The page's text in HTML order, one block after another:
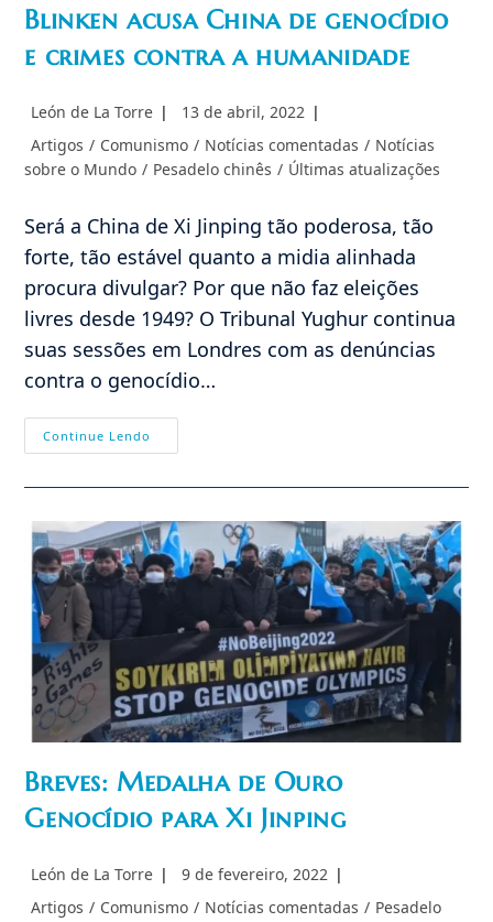
Blinken acusa China de genocídio
e crimes contra a humanidade
Autor
post:
León de La Torre
Post
13 de abril, 2022
Categoria
do
Artigos / Comunismo / Notícias comentadas / Notícias
sobre o Mundo / Pesadelo chinês / Últimas atualizações
Será a China de Xi Jinping tão poderosa, tão
forte, tão estável quanto a midia alinhada
procura divulgar? Por que não faz eleições
livres desde 1949? O Tribunal Yughur continua
suas sessões em Londres com as denúncias
contra o genocídio…
Continue Lendo
Acusa
Crimes
Contra
A
Humanidade
Breves: Medalha de Ouro
Genocídio para Xi Jinping
Autor
post:
León de La Torre
Post
9 de fevereiro, 2022
Categoria
Artigos / Comunismo / Notícias comentadas / Pesadelo